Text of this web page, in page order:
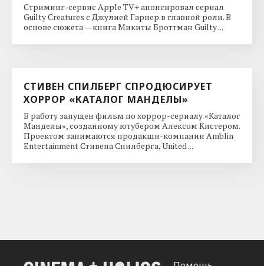
Стриминг-сервис Apple TV+ анонсировал сериал
Guilty Creatures с Джулией Гарнер в главной роли. В
основе сюжета — книга Микиты Броттман Guilty ...
СТИВЕН СПИЛБЕРГ СПРОДЮСИРУЕТ
ХОРРОР «КАТАЛОГ МАНДЕЛЫ»
В работу запущен фильм по хоррор-сериалу «Каталог
Манделы», созданному ютубером Алексом Кистером.
Проектом занимаются продакшн-компании Amblin
Entertainment Стивена Спилберга, United ...